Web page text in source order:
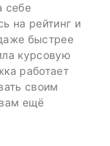
себе
на рейтинг и
быстрее
курсовую
работает
своим
ещё